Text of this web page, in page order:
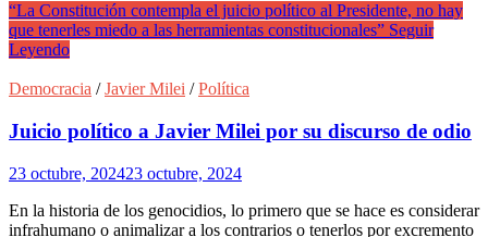
“La Constitución contempla el juicio político al Presidente, no hay
que tenerles miedo a las herramientas constitucionales” Seguir
Leyendo
Democracia /Javier Milei /Política
Juicio político a Javier Milei por su discurso de odio
23 octubre, 202423 octubre, 2024
En la historia de los genocidios, lo primero que se hace es considerar
infrahumano o animalizar a los contrarios o tenerlos por excremento